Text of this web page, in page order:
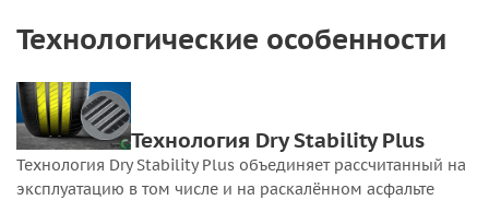
Технологические особенности
Технология Dry Stability Plus
Технология Dry Stability Plus объединяет рассчитанный на
эксплуатацию в том числе и на раскалённом асфальте